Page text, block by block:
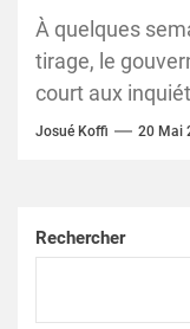
À quelques
tirage, le
court aux
la confiance
Josué Koffi 20 Mai
Rechercher